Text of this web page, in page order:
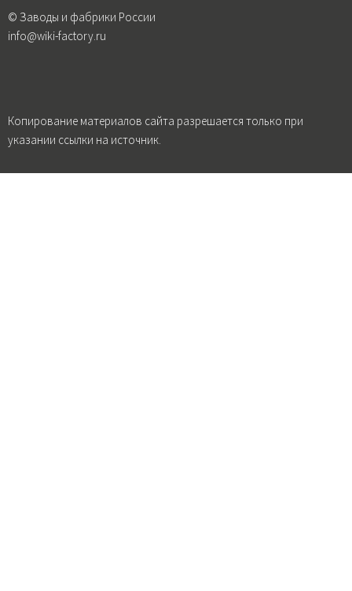
© Заводы и фабрики России
info@wiki-factory.ru
Копирование материалов сайта разрешается только при
указании ссылки на источник.